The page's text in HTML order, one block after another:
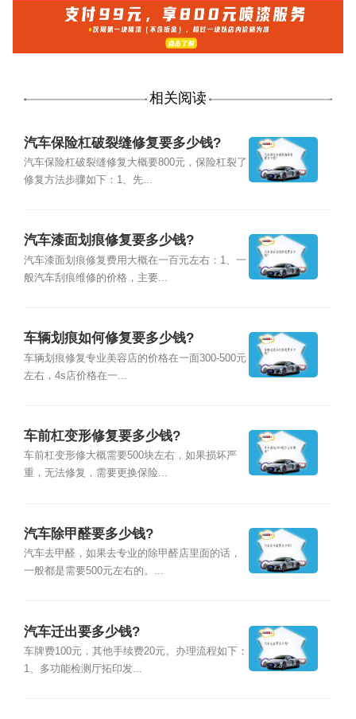
相关阅读
汽车保险杠破裂缝修复要多少钱?
汽车保险杠破裂缝修复大概要800元，保险杠裂了
修复方法步骤如下：1、先...
汽车漆面划痕修复要多少钱?
汽车漆面划痕修复费用大概在一百元左右：1、一
般汽车刮痕维修的价格，主要...
车辆划痕如何修复要多少钱?
车辆划痕修复专业美容店的价格在一面300-500元
左右，4s店价格在一...
车前杠变形修复要多少钱?
车前杠变形修大概需要500块左右，如果损坏严
重，无法修复，需要更换保险...
汽车除甲醛要多少钱?
汽车去甲醛，如果去专业的除甲醛店里面的话，
一般都是需要500元左右的。...
汽车迁出要多少钱?
车牌费100元，其他手续费20元。办理流程如下：
1、多功能检测厅拓印发...